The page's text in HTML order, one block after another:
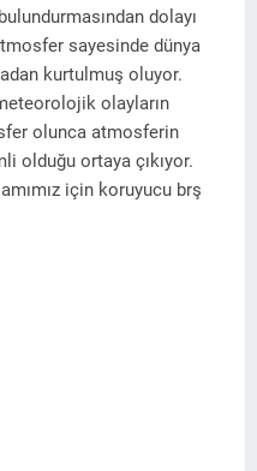
dolayı
sayesinde dünya
kurtulmuş oluyor.
olayların
olunca atmosferin
olduğu ortaya çıkıyor.
için koruyucu brş